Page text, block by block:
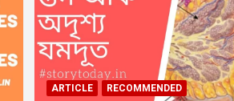
ARTICLE RECOMMENDED